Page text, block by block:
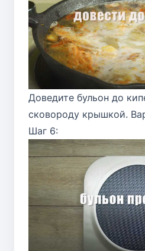
Доведите бульон до
сковороду крышкой.
Шаг 6: